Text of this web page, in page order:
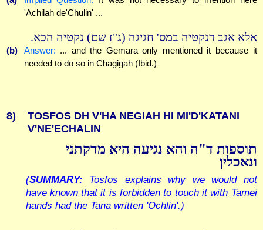
'Achilah de'Chulin' ...
אלא אגב דנקטיה במס' חגיגה (ג"ז שם) נקטיה הכא.
(b) Answer: ... and the Gemara only mentioned it because it
needed to do so in Chagigah (Ibid.)
8)
TOSFOS DH V'HA NEGIAH HI MI'D'KATANI
V'NE'ECHALIN
תוספות ד"ה והא נגיעה היא מדקתני
ונאכלין
(SUMMARY: Tosfos explains why we would not
have known that it is forbidden to touch it with Tamei
hands had the Tana written 'Ochlin'.)